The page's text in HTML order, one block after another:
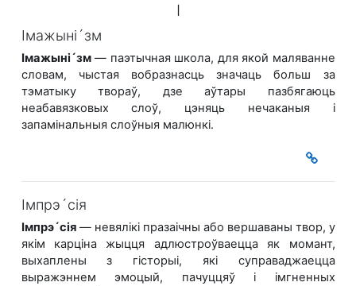
І
Імажыні´зм
Імажыні´зм— паэтычная школа, для якой маляванне
словам, чыстая вобразнасць значаць больш за
тэматыку твораў, дзе аўтары пазбягаюць
неабавязковых слоў, цэняць нечаканыя і
запамінальныя слоўныя малюнкі.
Імпрэ´сія
Імпрэ´сія— невялікі празаічны або вершаваны твор, у
якім карціна жыцця адлюстроўваецца як момант,
выхаплены з гісторыі, які суправаджаецца
выражэннем эмоцый, пачуццяў і імгненных